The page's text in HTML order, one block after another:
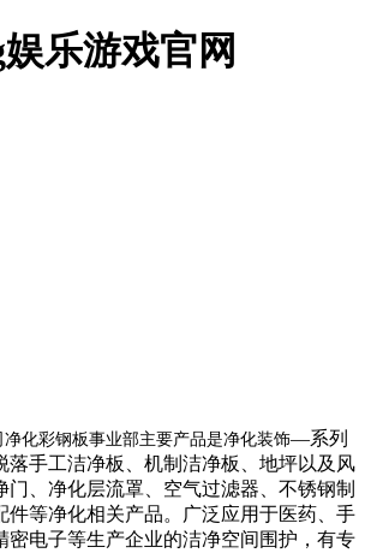
乐游戏官网
化彩钢板事业部主要产品是净化装饰—系列
落手工洁净板、机制洁净板、地坪以及风
门、净化层流罩、空气过滤器、不锈钢制
件等净化相关产品。广泛应用于医药、手
密电子等生产企业的洁净空间围护，有专